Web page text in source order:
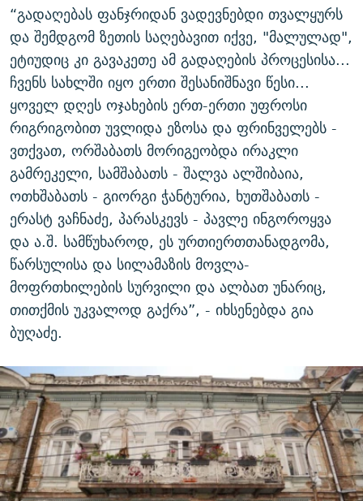
“გადაღებას ფანჯრიდან ვადევნებდი თვალყურს
და შემდგომ ზეთის საღებავით იქვე, "მალულად",
ეტიუდიც კი გავაკეთე ამ გადაღების პროცესისა...
ჩვენს სახლში იყო ერთი შესანიშნავი წესი...
ყოველ დღეს ოჯახების ერთ-ერთი უფროსი
რიგრიგობით უვლიდა ეზოსა და ფრინველებს -
ვთქვათ, ორშაბათს მორიგეობდა ირაკლი
გამრეკელი, სამშაბათს - შალვა ალშიბაია,
ოთხშაბათს - გიორგი ჭანტურია, ხუთშაბათს -
ერასტ ვაჩნაძე, პარასკევს - პავლე ინგოროყვა
და ა.შ. სამწუხაროდ, ეს ურთიერთთანადგომა,
წარსულისა და სილამაზის მოვლა-
მოფრთხილების სურვილი და ალბათ უნარიც,
თითქმის უკვალოდ გაქრა”, - იხსენებდა გია
ბუღაძე.